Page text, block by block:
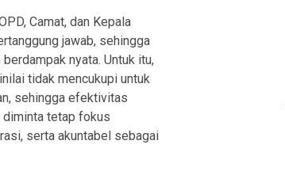
Camat, dan Kepala
jawab, sehingga
nyata. Untuk itu,
tidak mencukupi untuk
sehingga efektivitas
diminta tetap fokus
serta akuntabel sebagai